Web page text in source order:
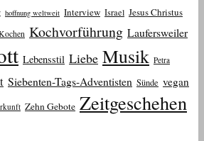
hoffnung weltweit Interview Israel Jesus Christus
Kochvorführung Laufersweiler
Lebensstil Liebe Musik Petra
Siebenten-Tags-Adventisten Sünde vegan
Zehn Gebote Zeitgeschehen